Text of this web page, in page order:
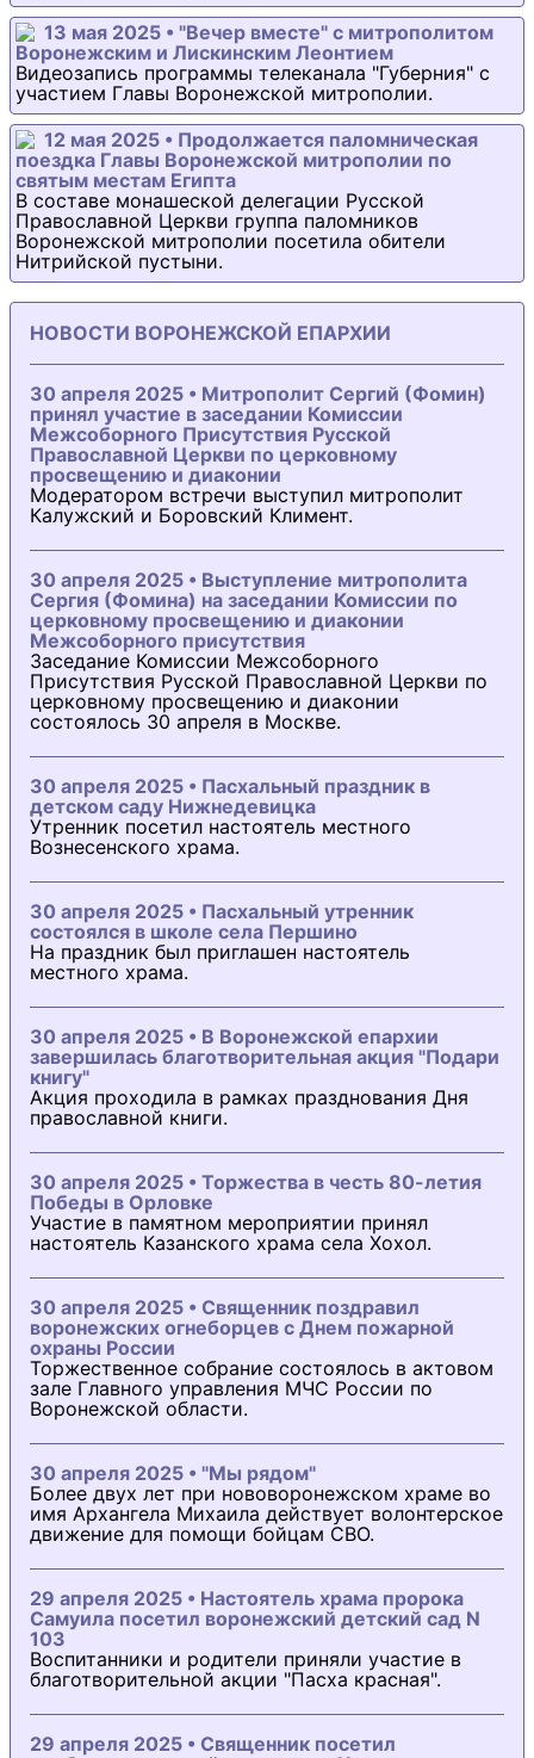
13 мая 2025 • "Вечер вместе" с митрополитом
Воронежским и Лискинским Леонтием
Видеозапись программы телеканала "Губерния" с
участием Главы Воронежской митрополии.
12 мая 2025 • Продолжается паломническая
поездка Главы Воронежской митрополии по
святым местам Египта
В составе монашеской делегации Русской
Православной Церкви группа паломников
Воронежской митрополии посетила обители
Нитрийской пустыни.
НОВОСТИ ВОРОНЕЖСКОЙ ЕПАРХИИ
30 апреля 2025 • Митрополит Сергий (Фомин)
принял участие в заседании Комиссии
Межсоборного Присутствия Русской
Православной Церкви по церковному
просвещению и диаконии
Модератором встречи выступил митрополит
Калужский и Боровский Климент.
30 апреля 2025 • Выступление митрополита
Сергия (Фомина) на заседании Комиссии по
церковному просвещению и диаконии
Межсоборного присутствия
Заседание Комиссии Межсоборного
Присутствия Русской Православной Церкви по
церковному просвещению и диаконии
состоялось 30 апреля в Москве.
30 апреля 2025 • Пасхальный праздник в
детском саду Нижнедевицка
Утренник посетил настоятель местного
Вознесенского храма.
30 апреля 2025 • Пасхальный утренник
состоялся в школе села Першино
На праздник был приглашен настоятель
местного храма.
30 апреля 2025 • В Воронежской епархии
завершилась благотворительная акция "Подари
книгу"
Акция проходила в рамках празднования Дня
православной книги.
30 апреля 2025 • Торжества в честь 80-летия
Победы в Орловке
Участие в памятном мероприятии принял
настоятель Казанского храма села Хохол.
30 апреля 2025 • Священник поздравил
воронежских огнеборцев с Днем пожарной
охраны России
Торжественное собрание состоялось в актовом
зале Главного управления МЧС России по
Воронежской области.
30 апреля 2025 • "Мы рядом"
Более двух лет при нововоронежском храме во
имя Архангела Михаила действует волонтерское
движение для помощи бойцам СВО.
29 апреля 2025 • Настоятель храма пророка
Самуила посетил воронежский детский сад N
103
Воспитанники и родители приняли участие в
благотворительной акции "Пасха красная".
29 апреля 2025 • Священник посетил